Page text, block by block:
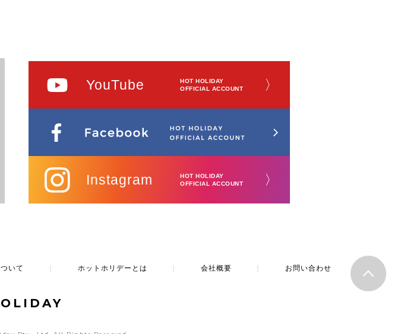
YouTube
HOT HOLIDAY
OFFICIAL ACCOUNT
〉
Instagram
HOT HOLIDAY
OFFICIAL ACCOUNT
〉
いて ホットホリデーとは 会社概要 お問い合わせ